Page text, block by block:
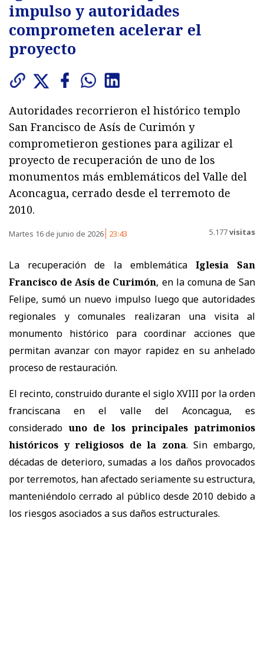
impulso y autoridades
comprometen acelerar el
proyecto
Autoridades recorrieron el histórico templo
San Francisco de Asís de Curimón y
comprometieron gestiones para agilizar el
proyecto de recuperación de uno de los
monumentos más emblemáticos del Valle del
Aconcagua, cerrado desde el terremoto de
2010.
Martes 16 de junio de 2026 23:43 5.177visitas
La recuperación de la emblemática
Iglesia San
Francisco de Asís de Curimón, en la comuna de San
Felipe, sumó un nuevo impulso luego que autoridades
regionales y comunales realizaran una visita al
monumento histórico para coordinar acciones que
permitan avanzar con mayor rapidez en su anhelado
proceso de restauración.
El recinto, construido durante el siglo XVIII por la orden
franciscana en el valle del Aconcagua, es
considerado uno de los principales patrimonios
históricos y religiosos de la zona. Sin embargo,
décadas de deterioro, sumadas a los daños provocados
por terremotos, han afectado seriamente su estructura,
manteniéndolo cerrado al público desde 2010 debido a
los riesgos asociados a sus daños estructurales.